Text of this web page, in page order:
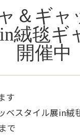
＆ギャ
絨毯ギ
開催中
す
ベスタイル展in絨
で